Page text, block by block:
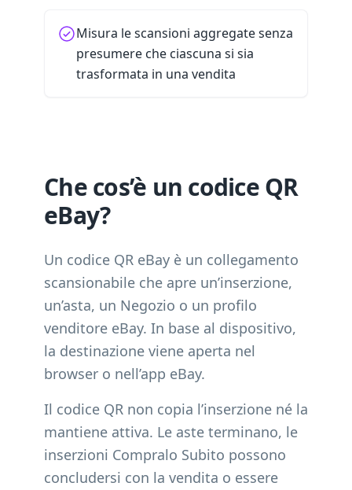
Misura le scansioni aggregate senza
presumere che ciascuna si sia
trasformata in una vendita
Che cos’è un codice QR
eBay?
Un codice QR eBay è un collegamento
scansionabile che apre un’inserzione,
un’asta, un Negozio o un profilo
venditore eBay. In base al dispositivo,
la destinazione viene aperta nel
browser o nell’app eBay.
Il codice QR non copia l’inserzione né la
mantiene attiva. Le aste terminano, le
inserzioni Compralo Subito possono
concludersi con la vendita o essere